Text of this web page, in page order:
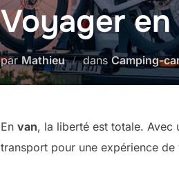
Voyager
par Mathieu dansCamping-
En van, la liberté est totale. Avec
transport pour une expérience